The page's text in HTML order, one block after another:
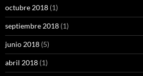
octubre 2018 (1)
septiembre 2018 (1)
junio 2018 (5)
abril 2018 (1)